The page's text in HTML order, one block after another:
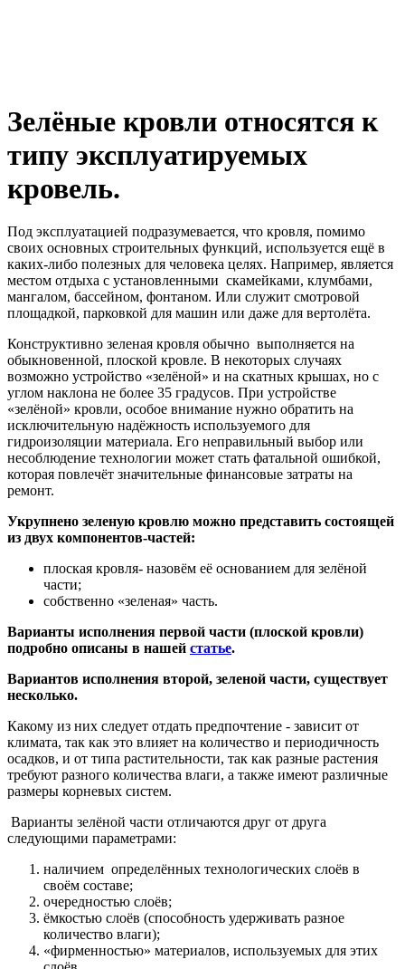
Зелёные кровли относятся к
типу эксплуатируемых
кровель.
Под эксплуатацией подразумевается, что кровля, помимо
своих основных строительных функций, используется ещё в
каких-либо полезных для человека целях. Например, является
местом отдыха с установленными скамейками, клумбами,
мангалом, бассейном, фонтаном. Или служит смотровой
площадкой, парковкой для машин или даже для вертолёта.
Конструктивно зеленая кровля обычно выполняется на
обыкновенной, плоской кровле. В некоторых случаях
возможно устройство «зелёной» и на скатных крышах, но с
углом наклона не более 35 градусов. При устройстве
«зелёной» кровли, особое внимание нужно обратить на
исключительную надёжность используемого для
гидроизоляции материала. Его неправильный выбор или
несоблюдение технологии может стать фатальной ошибкой,
которая повлечёт значительные финансовые затраты на
ремонт.
Укрупнено зеленую кровлю можно представить состоящей
из двух компонентов-частей:
плоская кровля- назовём её основанием для зелёной
части;
собственно «зеленая» часть.
Варианты исполнения первой части (плоской кровли)
подробно описаны в нашей статье.
Вариантов исполнения второй, зеленой части, существует
несколько.
Какому из них следует отдать предпочтение - зависит от
климата, так как это влияет на количество и периодичность
осадков, и от типа растительности, так как разные растения
требуют разного количества влаги, а также имеют различные
размеры корневых систем.
Варианты зелёной части отличаются друг от друга
следующими параметрами:
наличием определённых технологических слоёв в
своём составе;
очередностью слоёв;
ёмкостью слоёв (способность удерживать разное
количество влаги);
«фирменностью» материалов, используемых для этих